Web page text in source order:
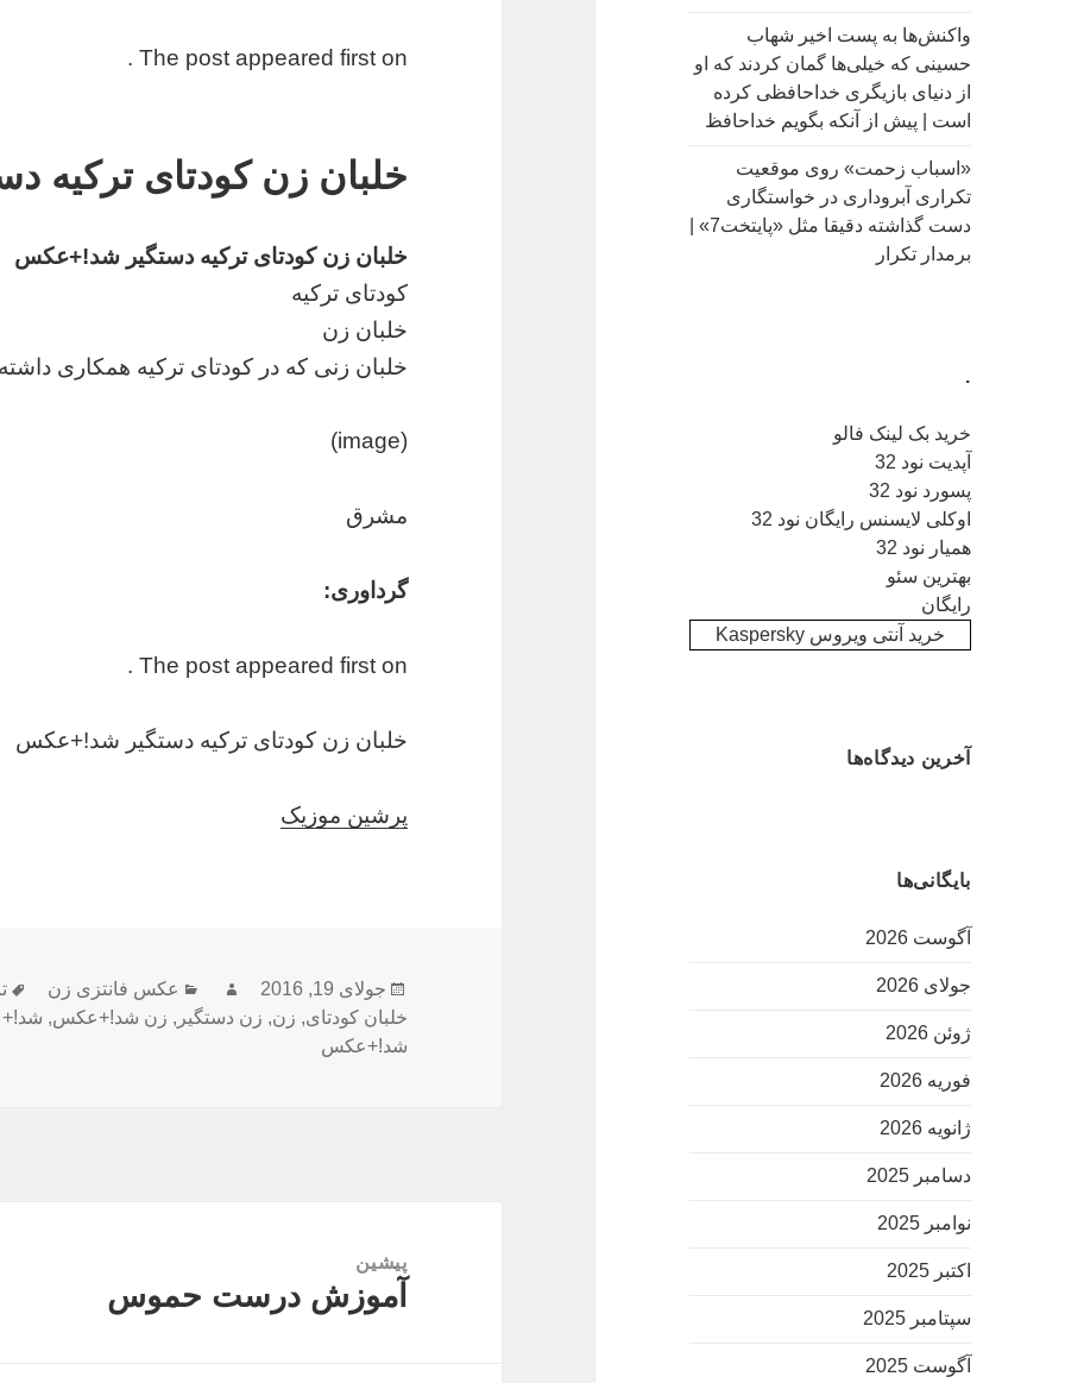
واکنش‌ها به پست اخیر شهاب
حسینی که خیلی‌ها گمان کردند که او
از دنیای بازیگری خداحافظی کرده
است | پیش از آنکه بگویم خداحافظ
«اسباب زحمت» روی موقعیت
تکراری آبروداری در خواستگاری
دست گذاشته دقیقا مثل «پایتخت7» |
برمدار تکرار
.
خرید بک لینک فالو
آپدیت نود 32
پسورد نود 32
اوکلی لایسنس رایگان نود 32
همیار نود 32
بهترین سئو
رایگان
خرید آنتی ویروس Kaspersky
آخرین دیدگاه‌ها
بایگانی‌ها
آگوست 2026
جولای 2026
ژوئن 2026
فوریه 2026
ژانویه 2026
دسامبر 2025
نوامبر 2025
اکتبر 2025
سپتامبر 2025
آگوست 2025
The post appeared first on .
خلبان زن کودتای
خلبان زن کودتای ترکیه دستگیر شد!+عکس
کودتای ترکیه
خلبان زن
خلبان زنی که در کودتای ترکیه همکاری
(image)
مشرق
گرداوری:
The post appeared first on .
خلبان زن کودتای ترکیه دستگیر شد!+عکس
پرشین موزیک
ارسال
شده
در
جولای 19, 2016 نویسندهدسته‌ها
عکس فانتزی زن
خلبان کودتای, زن, زن دستگیر , زن شد!+عکس,
شد!+عکس
پیشین
نوشته
آموزش درست حموس